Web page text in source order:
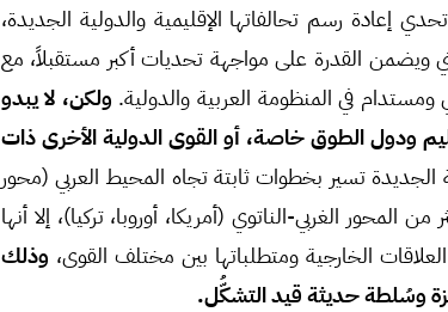
إعادة رسم تحالفاتها الإقليمية والدولية الجديدة،
ويضمن القدرة على مواجهة تحديات أكبر مستقبلاً، مع
في المنظومة العربية والدولية. ولكن، لا يبدو
ودول الطوق خاصة، أو القوى الدولية الأخرى ذات
الجديدة تسير بخطوات ثابتة تجاه المحيط العربي (محور
الغربي-الناتوي (أمريكا، أوروبا، تركيا)، إلا أنها
الخارجية ومتطلباتها بين مختلف القوى، وذلك
وسُلطة حديثة قيد التشكُّل.